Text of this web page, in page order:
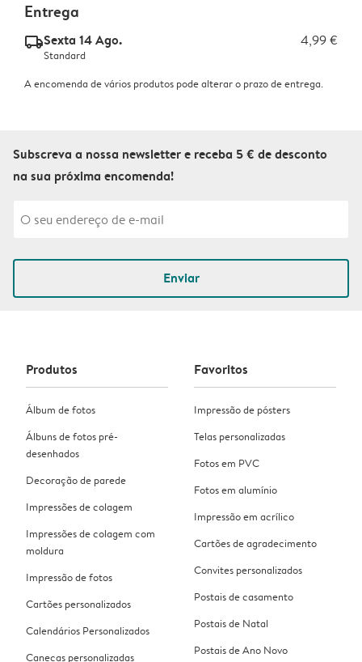
Entrega
delivery_standard_v2Sexta 14 Ago. 4,99 €
Standard
A encomenda de vários produtos pode alterar o prazo de entrega.
Subscreva a nossa newsletter e receba 5 € de desconto
na sua próxima encomenda!
Enviar
Produtos
Álbum de fotos
Álbuns de fotos pré-
desenhados
Decoração de parede
Impressões de colagem
Impressões de colagem com
moldura
Impressão de fotos
Cartões personalizados
Calendários Personalizados
Canecas personalizadas
Favoritos
Impressão de pósters
Telas personalizadas
Fotos em PVC
Fotos em alumínio
Impressão em acrílico
Cartões de agradecimento
Convites personalizados
Postais de casamento
Postais de Natal
Postais de Ano Novo